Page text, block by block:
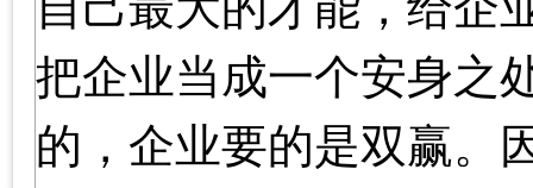
把企业当成一个安身之
的，企业要的是双赢。